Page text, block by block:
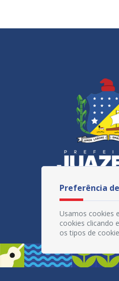
Preferência
Usamos cookies
cookies clicando
os tipos de